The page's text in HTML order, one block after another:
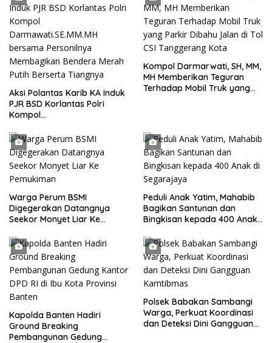
Aksi Polantas Karib KA Induk
PJR BSD Korlantas Polri
Kompol
bersama Personilnya
Membagikan Bendera Merah
Putih Berserta Tiangnya
Kompol Darmarwati, SH, MM,
MH Memberikan Teguran
Terhadap Mobil Truk yang
Warga Perum BSMI
Digegerakan Datangnya
Seekor Monyet Liar Ke
Peduli Anak Yatim, Mahabib
Bagikan Santunan dan
Bingkisan kepada 400 Anak
Kapolda Banten Hadiri
Ground Breaking
Pembangunan Gedung
Polsek Babakan Sambangi
Warga, Perkuat Koordinasi
dan Deteksi Dini Gangguan